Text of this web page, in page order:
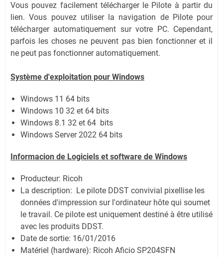
Vous pouvez facilement télécharger le Pilote à partir du
lien.Vous pouvez utiliser la navigation de Pilote pour
télécharger automatiquement sur votre PC. Cependant,
parfois les choses ne peuvent pas bien fonctionner et il
ne peut pas fonctionner automatiquement.
Système d'exploitation pour Windows
Windows 11 64 bits
Windows 10 32 et 64 bits
Windows 8.1 32 et 64 bits
Windows Server 2022 64 bits
Informacion de Logiciels et software de Windows
Producteur: Ricoh
La description: Le pilote DDST convivial pixellise les
données d'impression sur l'ordinateur hôte qui soumet
le travail. Ce pilote est uniquement destiné à être utilisé
avec les produits DDST.
Date de sortie: 16/01/2016
Matériel (hardware): Ricoh Aficio SP204SFN